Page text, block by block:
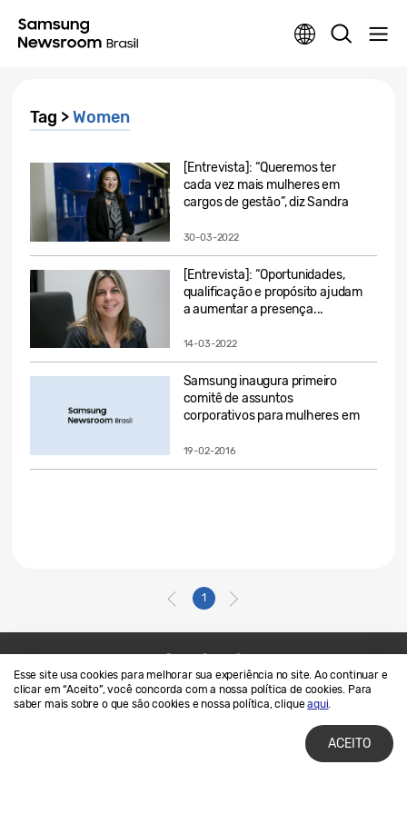
Esse site usa cookies para melhorar sua experiência no site. Ao continuar e
clicar em “Aceito”, você concorda com a nossa política de cookies. Para
saber mais sobre o que são cookies e nossa política, cliqueaqui.
ACEITO
Tag >Women
[Entrevista]: “Queremos ter
cada vez mais mulheres em
cargos de gestão”, diz Sandra
30-03-2022
[Entrevista]: “Oportunidades,
qualificação e propósito ajudam
a aumentar a presença...
14-03-2022
Samsung inaugura primeiro
comitê de assuntos
corporativos para mulheres em
19-02-2016
1
Contato
SAMSUNG.COM
Termos de Uso
Privacidade e Cookies